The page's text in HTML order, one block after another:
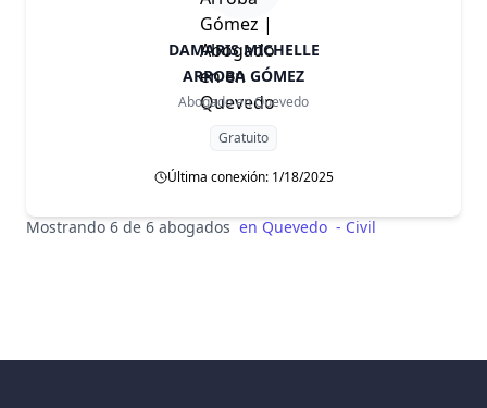
DAMARIS MICHELLE
ARROBA GÓMEZ
Abogado enQuevedo
Gratuito
Última conexión: 1/18/2025
Mostrando 6 de 6 abogados en Quevedo - Civil